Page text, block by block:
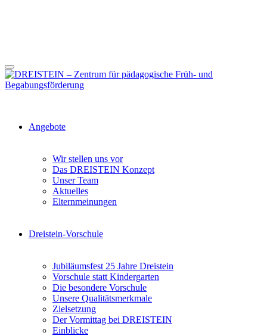
Angebote
Wir stellen uns vor
Das DREISTEIN Konzept
Unser Team
Aktuelles
Elternmeinungen
Dreistein-Vorschule
Jubiläumsfest 25 Jahre Dreistein
Vorschule statt Kindergarten
Die besondere Vorschule
Unsere Qualitätsmerkmale
Zielsetzung
Der Vormittag bei DREISTEIN
Einblicke